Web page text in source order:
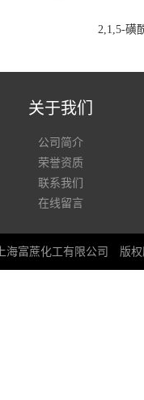
2,1,5-磺
关于我们
公司简介
荣誉资质
联系我们
在线留言
上海富蔗化工有限公司 版